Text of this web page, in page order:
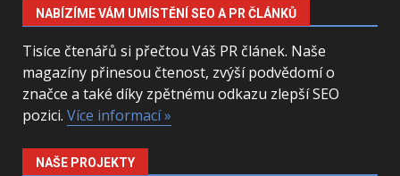
NABÍZÍME VÁM UMÍSTĚNÍ SEO A PR ČLÁNKŮ
Tisíce čtenářů si přečtou Váš PR článek. Naše
magazíny přinesou čtenost, zvýší podvědomí o
značce a také díky zpětnému odkazu zlepší SEO
pozici. Více informací »
NAŠE PROJEKTY